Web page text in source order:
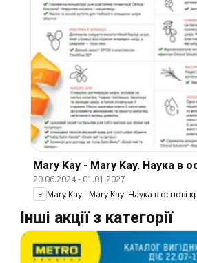
Mary Kay - Mary Kay. Наука в
20.06.2024- 01.01.2027
Mary Kay - Mary Kay. Наука в основі
Інші акції з категорії